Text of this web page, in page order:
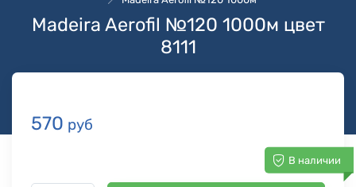
Madeira Aerofil №120 1000м цвет
8111
570 руб
В наличии